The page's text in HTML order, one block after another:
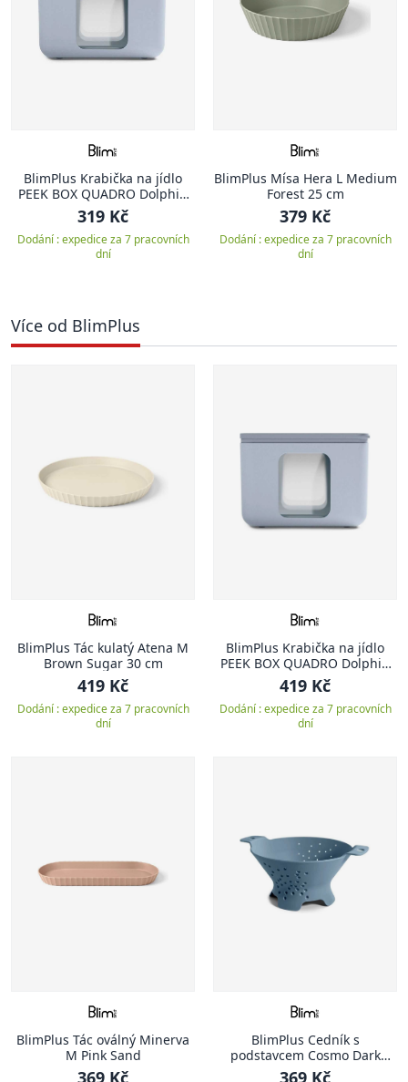
BlimPlus Krabička na jídlo
PEEK BOX QUADRO Dolphin
vel. S
319 Kč
Dodání : expedice za 7 pracovních
dní
BlimPlus Mísa Hera L Medium
Forest 25 cm
379 Kč
Dodání : expedice za 7 pracovních
dní
Více od BlimPlus
BlimPlus Tác kulatý Atena M
Brown Sugar 30 cm
419 Kč
Dodání : expedice za 7 pracovních
dní
BlimPlus Krabička na jídlo
PEEK BOX QUADRO Dolphin
vel. M
419 Kč
Dodání : expedice za 7 pracovních
dní
BlimPlus Tác oválný Minerva
M Pink Sand
369 Kč
BlimPlus Cedník s
podstavcem Cosmo Dark
Ocean
369 Kč